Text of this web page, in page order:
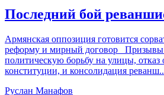
Последний бой
Армянская оппозиция готовится
реформу и мирный договор Призывы
политическую борьбу на улицы, отказ
конституции, и консолидация
Руслан Манафов